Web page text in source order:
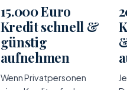
15.000 Euro
Kredit schnell &
günstig
aufnehmen
Wenn Privatpersonen